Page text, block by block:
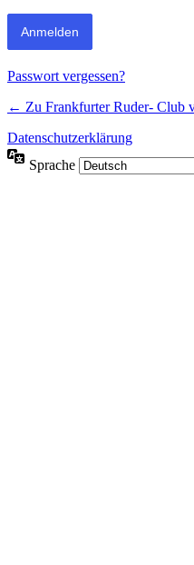
Passwort vergessen?
← Zu Frankfurter Ruder- Club
Datenschutzerklärung
Sprache